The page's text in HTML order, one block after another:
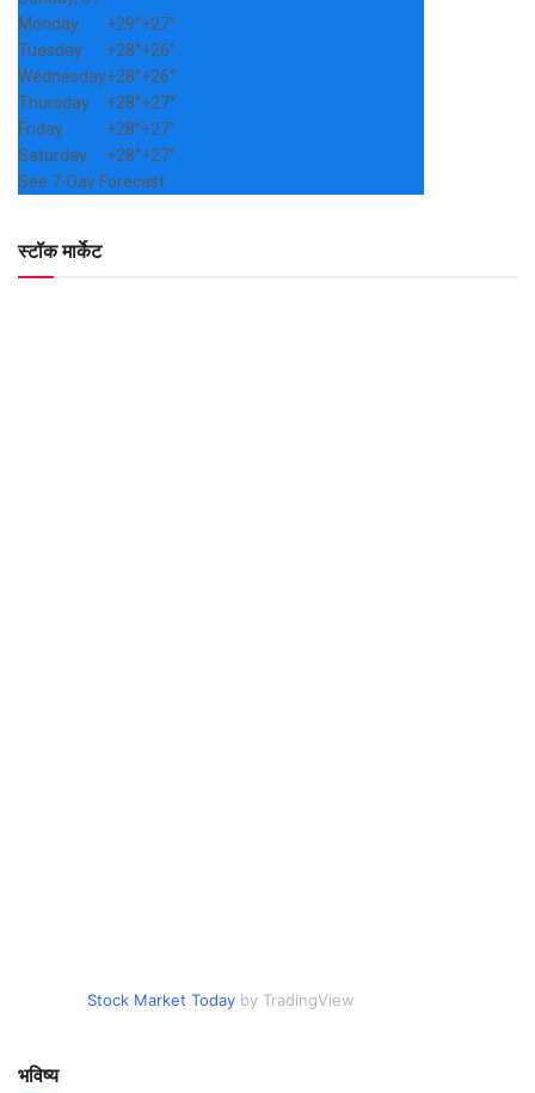
Monday
+29°+27°
Tuesday
+28°+26°
Wednesday+28°+26°
Thursday
+28°+27°
Friday
+28°+27°
Saturday
+28°+27°
See 7-Day Forecast
स्टॉक मार्केट
Stock Market Today by TradingView
भविष्य